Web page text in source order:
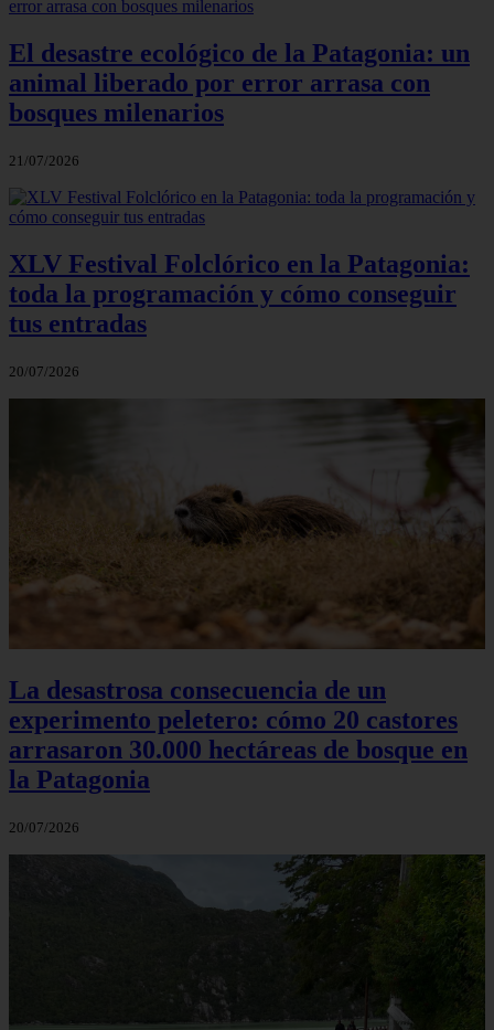
El desastre ecológico de la Patagonia: un
animal liberado por error arrasa con
bosques milenarios
21/07/2026
XLV Festival Folclórico en la Patagonia:
toda la programación y cómo conseguir
tus entradas
20/07/2026
La desastrosa consecuencia de un
experimento peletero: cómo 20 castores
arrasaron 30.000 hectáreas de bosque en
la Patagonia
20/07/2026